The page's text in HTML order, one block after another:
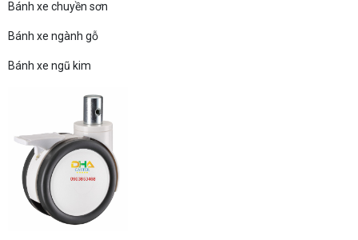
Bánh xe chuyền sơn
Bánh xe ngành gỗ
Bánh xe ngũ kim